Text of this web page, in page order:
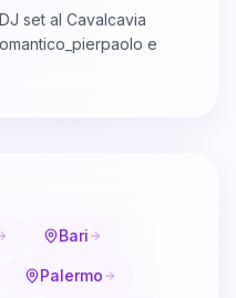
set al Cavalcavia
e
Bari
Palermo